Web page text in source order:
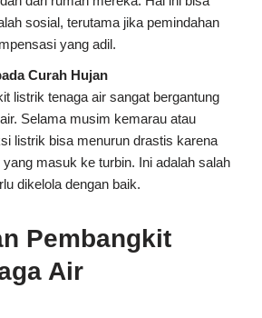
sosial, terutama jika pemindahan
yang adil.
Curah Hujan
listrik tenaga air sangat bergantung
Selama musim kemarau atau
listrik bisa menurun drastis karena
yang masuk ke turbin. Ini adalah salah
dikelola dengan baik.
Pembangkit
Air